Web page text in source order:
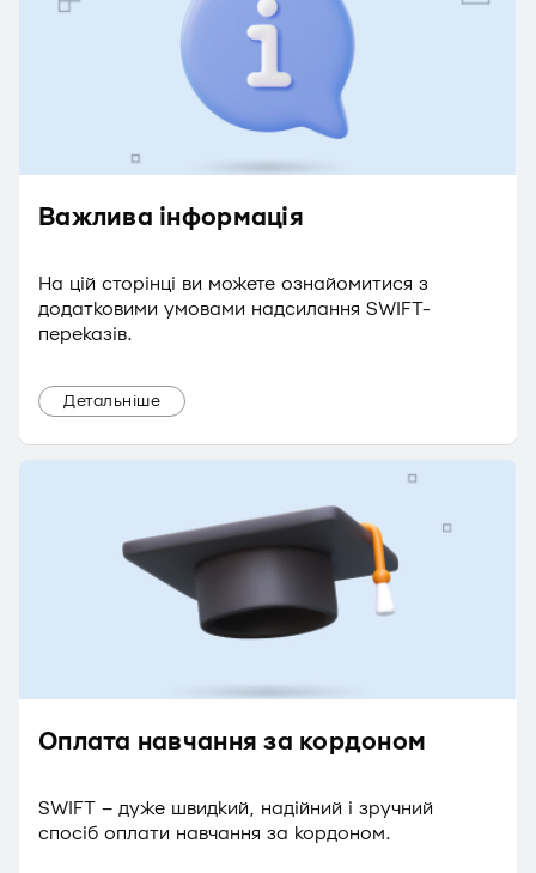
Важлива інформація
На цій сторінці ви можете ознайомитися з
додатковими умовами надсилання SWIFT-
переказів.
Детальніше
Оплата навчання за кордоном
SWIFT – дуже швидкий, надійний і зручний
спосіб оплати навчання за кордоном.